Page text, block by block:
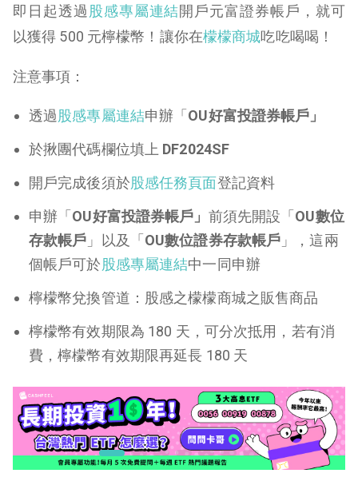
即日起透過 股感專屬連結開戶元富證券帳戶，就可
以獲得 500 元檸檬幣！讓你在檬檬商城吃吃喝喝！
注意事項：
透過股感專屬連結申辦「 OU好富投證券帳戶」
於揪團代碼欄位填上 DF2024SF
開戶完成後須於股感任務頁面登記資料
申辦「 OU好富投證券帳戶」 前須先開設「 OU數位
存款帳戶 」以及「 OU數位證券存款帳戶 」，這兩
個帳戶可於股感專屬連結中一同申辦
檸檬幣兌換管道：股感之檬檬商城之販售商品
檸檬幣有效期限為 180 天，可分次抵用，若有消
費，檸檬幣有效期限再延長 180 天